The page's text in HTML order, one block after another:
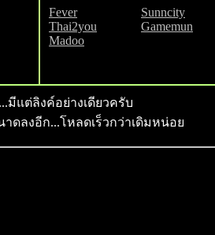
Fever
Thai2you
Madoo
Sunncity
Gamemun
มีแต่ลิงค์อย่างเดียวครับ
ดลงอีก...โหลดเร็วกว่าเดิมหน่อย